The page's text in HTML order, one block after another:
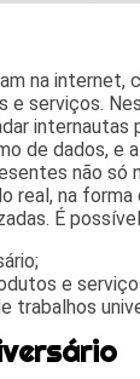
na internet,
e serviços.
internautas
de dados, e
não só
real, na
É
e
trabalhos